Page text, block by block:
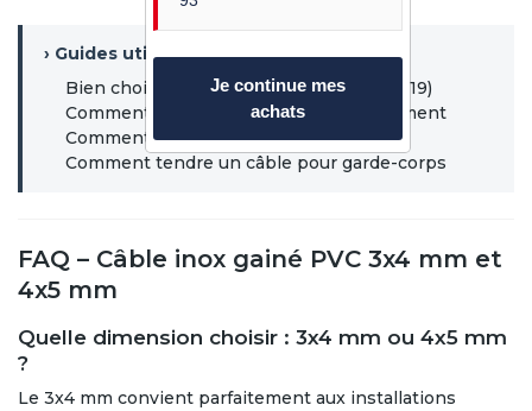
› Guides utiles
Bien choisir son câble inox (7x7, 7x19, 1x19)
Comment couper un câble inox proprement
Comment sertir un câble inox
Comment tendre un câble pour garde-corps
FAQ – Câble inox gainé PVC 3x4 mm et
4x5 mm
Quelle dimension choisir : 3x4 mm ou 4x5 mm
?
Le 3x4 mm convient parfaitement aux installations
Je continue mes
achats